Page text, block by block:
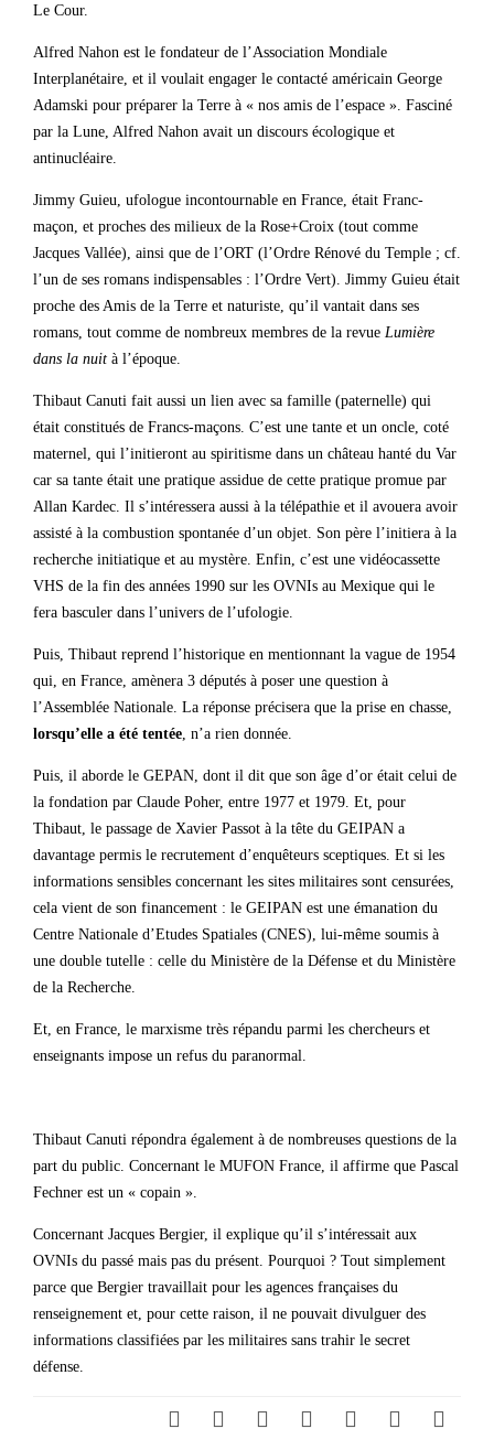
Le Cour.
Alfred Nahon est le fondateur de l’Association Mondiale
Interplanétaire, et il voulait engager le contacté américain George
Adamski pour préparer la Terre à « nos amis de l’espace ». Fasciné
par la Lune, Alfred Nahon avait un discours écologique et
antinucléaire.
Jimmy Guieu, ufologue incontournable en France, était Franc-
maçon, et proches des milieux de la Rose+Croix (tout comme
Jacques Vallée), ainsi que de l’ORT (l’Ordre Rénové du Temple ; cf.
l’un de ses romans indispensables : l’Ordre Vert). Jimmy Guieu était
proche des Amis de la Terre et naturiste, qu’il vantait dans ses
romans, tout comme de nombreux membres de la revue Lumière
dans la nuit à l’époque.
Thibaut Canuti fait aussi un lien avec sa famille (paternelle) qui
était constitués de Francs-maçons. C’est une tante et un oncle, coté
maternel, qui l’initieront au spiritisme dans un château hanté du Var
car sa tante était une pratique assidue de cette pratique promue par
Allan Kardec. Il s’intéressera aussi à la télépathie et il avouera avoir
assisté à la combustion spontanée d’un objet. Son père l’initiera à la
recherche initiatique et au mystère. Enfin, c’est une vidéocassette
VHS de la fin des années 1990 sur les OVNIs au Mexique qui le
fera basculer dans l’univers de l’ufologie.
Puis, Thibaut reprend l’historique en mentionnant la vague de 1954
qui, en France, amènera 3 députés à poser une question à
l’Assemblée Nationale. La réponse précisera que la prise en chasse,
lorsqu’elle a été tentée, n’a rien donnée.
Puis, il aborde le GEPAN, dont il dit que son âge d’or était celui de
la fondation par Claude Poher, entre 1977 et 1979. Et, pour
Thibaut, le passage de Xavier Passot à la tête du GEIPAN a
davantage permis le recrutement d’enquêteurs sceptiques. Et si les
informations sensibles concernant les sites militaires sont censurées,
cela vient de son financement : le GEIPAN est une émanation du
Centre Nationale d’Etudes Spatiales (CNES), lui-même soumis à
une double tutelle : celle du Ministère de la Défense et du Ministère
de la Recherche.
Et, en France, le marxisme très répandu parmi les chercheurs et
enseignants impose un refus du paranormal.
Thibaut Canuti répondra également à de nombreuses questions de la
part du public. Concernant le MUFON France, il affirme que Pascal
Fechner est un « copain ».
Concernant Jacques Bergier, il explique qu’il s’intéressait aux
OVNIs du passé mais pas du présent. Pourquoi ? Tout simplement
parce que Bergier travaillait pour les agences françaises du
renseignement et, pour cette raison, il ne pouvait divulguer des
informations classifiées par les militaires sans trahir le secret
défense.